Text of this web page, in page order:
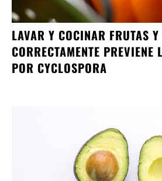
LAVAR Y COCINAR FRUTAS
CORRECTAMENTE PREVIENE
POR CYCLOSPORA